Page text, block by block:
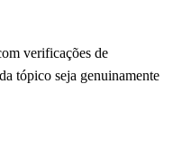
verificações de
tópico seja genuinamente